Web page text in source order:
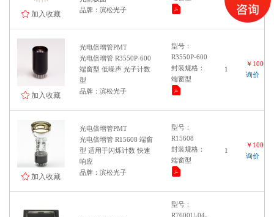
倍增管尺寸：直径80mm
加入收藏
品牌：滨松光子
加入收藏
光电倍增管PMT
光电倍增管 R3550P-600
端窗型 低噪声 光子计数
型
品牌：滨松光子
型号：
R3550P-600
封装规格：
端窗型
1
￥
询价
加入收藏
光电倍增管PMT
光电倍增管 R15608 端窗
型 适用于闪烁计数 快速
响应
品牌：滨松光子
型号：
R15608
封装规格：
端窗型
1
￥
询价
型号：
R7600U-04-